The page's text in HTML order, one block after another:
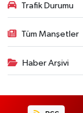
Trafik Durumu
Tüm Manşetler
Haber Arşivi